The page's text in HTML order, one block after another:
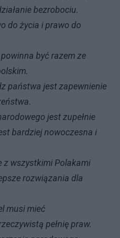
bezrobociu.
do życia i prawo do
być razem ze
państwa jest zapewnienie
jest zupełnie
bardziej nowoczesna i
z wszystkimi Polakami
rozwiązania dla
musi mieć
pełnię praw.